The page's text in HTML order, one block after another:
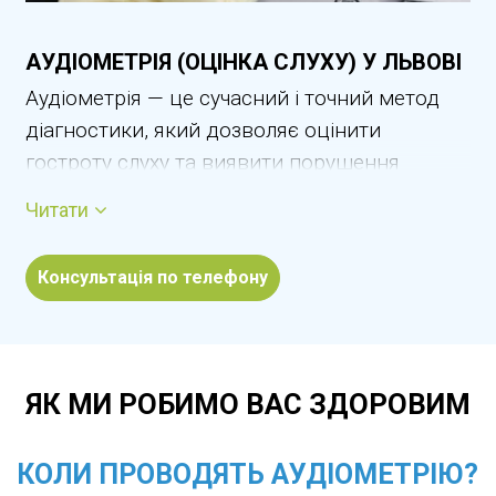
АУДІОМЕТРІЯ (ОЦІНКА СЛУХУ) У ЛЬВОВІ
Аудіометрія — це сучасний і точний метод
діагностики, який дозволяє оцінити
гостроту слуху та виявити порушення
тип зниження слуху, оцінити сприйняття
звуків різної частоти та гучності, а також
процедурою, яка проводиться у дорослих і
дітей. У Львові оцінка слуху виконується в
діагностичного обладнання.
Читати
Консультація по телефону
ЯК МИ РОБИМО ВАС ЗДОРОВИМ
КОЛИ ПРОВОДЯТЬ АУДІОМЕТРІЮ?